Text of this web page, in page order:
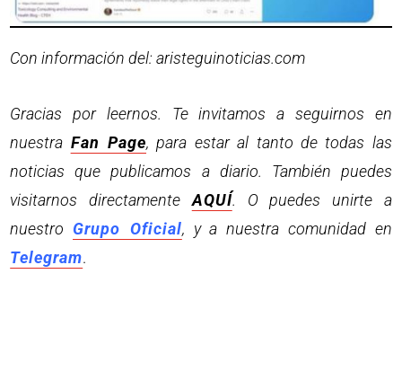
Con información del: aristeguinoticias.com
Gracias por leernos. Te invitamos a seguirnos en
nuestra Fan Page, para estar al tanto de todas las
noticias que publicamos a diario. También puedes
visitarnos directamenteAQUÍ. O puedes unirte a
nuestro Grupo Oficial, y a nuestra comunidad en
Telegram.